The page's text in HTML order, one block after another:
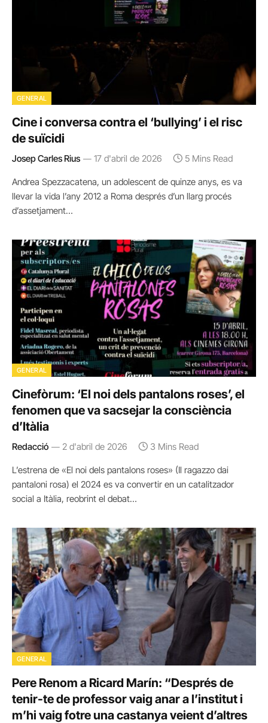
GENERAL
Cine i conversa contra el ‘bullying’ i el risc
de suïcidi
Josep Carles Rius 17 d'abril de 2026 5 Mins Read
Andrea Spezzacatena, un adolescent de quinze anys, es va
llevar la vida l’any 2012 a Roma després d’un llarg procés
d’assetjament…
GENERAL
Cinefòrum: ‘El noi dels pantalons roses’, el
fenomen que va sacsejar la consciència
d’Itàlia
Redacció 2 d'abril de 2026 3 Mins Read
L’estrena de «El noi dels pantalons roses» (Il ragazzo dai
pantaloni rosa) el 2024 es va convertir en un catalitzador
social a Itàlia, reobrint el debat…
GENERAL
Pere Renom a Ricard Marín: “Després de
tenir-te de professor vaig anar a l’institut i
m’hi vaig fotre una castanya veient d’altres